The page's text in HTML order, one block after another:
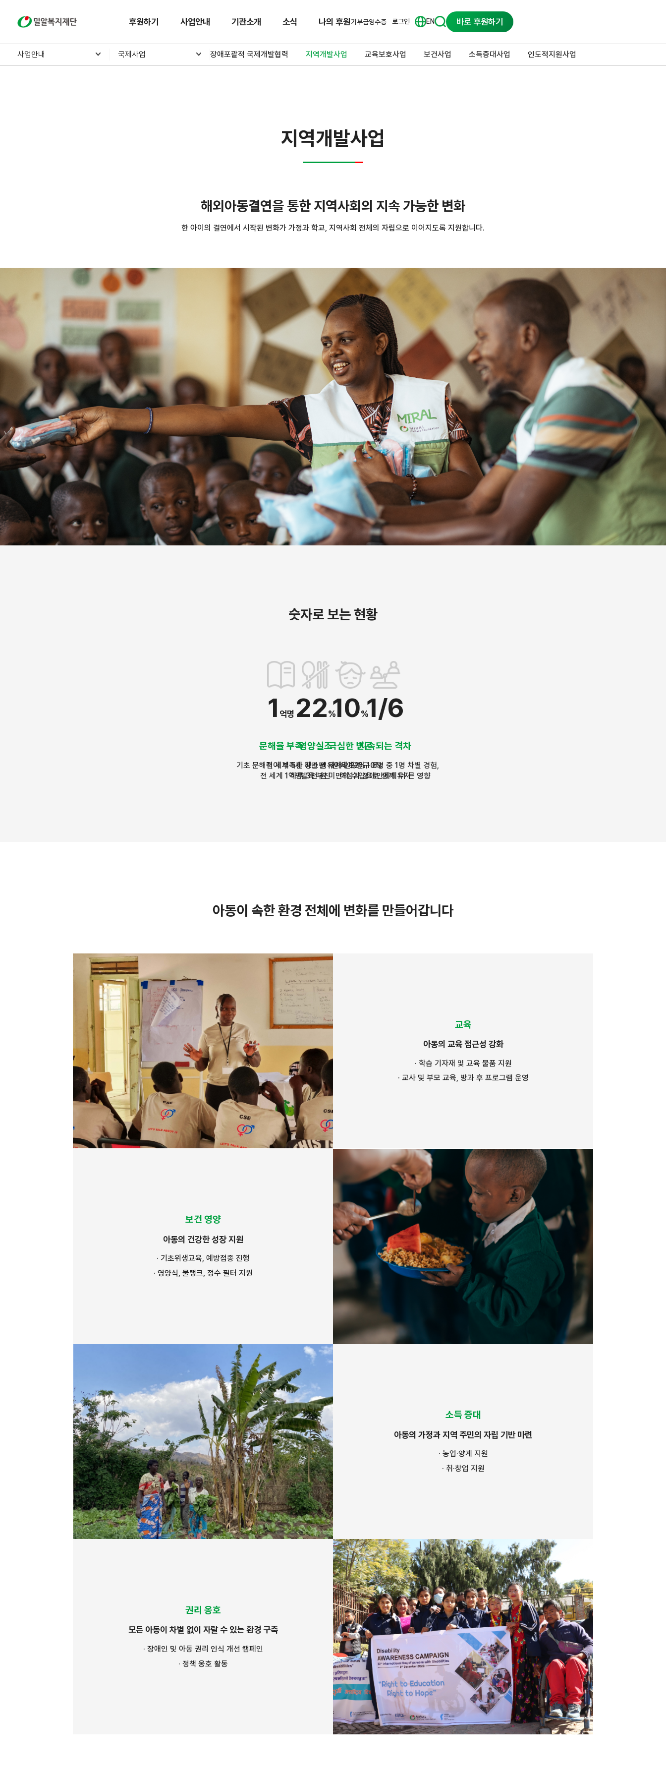
밀알복지재단 후원하기 사업안내 기관소개 소식 나의 후원기부금영수증 로그인 EN 바로 후원하기
사업안내 국제사업 장애포괄적 국제개발협력 지역개발사업 교육보호사업 보건사업 소득증대사업 인도적지원사업
지역개발사업
해외아동결연을 통한 지역사회의 지속 가능한 변화
한 아이의 결연에서 시작된 변화가 가정과 학교, 지역사회 전체의 자립으로 이어지도록 지원합니다.
숫자로 보는 현황
1 억명
문해율 부족
기초 문해력이 부족한 청소년
전 세계 1억명
22%
영양실조
전 세계 5세 미만 영유아의 22%
발육 부진
10%
극심한 빈곤
전 세계 인구의 10%
하루 3천 원 미만의 수입으로 생계 유지
1/6
지속되는 격차
전 세계 인구 6명 중 1명 차별 경험,
여성과 장애인에게 더 큰 영향
아동이 속한 환경 전체에 변화를 만들어갑니다
교육
아동의 교육 접근성 강화
· 학습 기자재 및 교육 물품 지원
· 교사 및 부모 교육, 방과 후 프로그램 운영
보건 영양
아동의 건강한 성장 지원
· 기초위생교육, 예방접종 진행
· 영양식, 물탱크, 정수 필터 지원
소득 증대
아동의 가정과 지역 주민의 자립 기반 마련
· 농업·양계 지원
· 취·창업 지원
권리 옹호
모든 아동이 차별 없이 자랄 수 있는 환경 구축
· 장애인 및 아동 권리 인식 개선 캠페인
· 정책 옹호 활동